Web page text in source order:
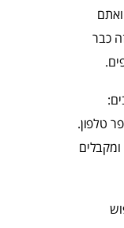
כבר
ב-4 שלבים:
טלפון.
ומקבלים